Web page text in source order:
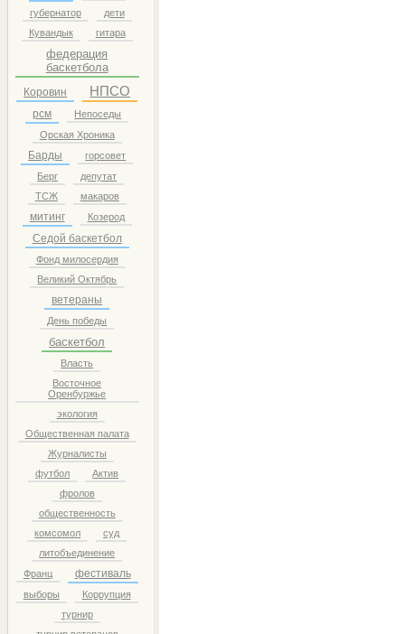
губернатор
дети
Кувандык
гитара
федерация
баскетбола
Коровин НПСО
рсм
Непоседы
Орская Хроника
Барды
горсовет
Берг
депутат
ТСЖ
макаров
митинг Козерод
Седой баскетбол
Фонд милосердия
Великий Октябрь
ветераны
День победы
баскетбол
Власть
Восточное
Оренбуржье
экология
Общественная палата
Журналисты
футбол
Актив
фролов
общественность
комсомол
суд
литобъединение
Франц
фестиваль
выборы
Коррупция
турнир